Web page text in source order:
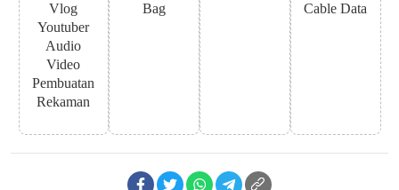
Vlog
Youtuber
Audio
Video
Pembuatan
Rekaman
Bag
Cable Data